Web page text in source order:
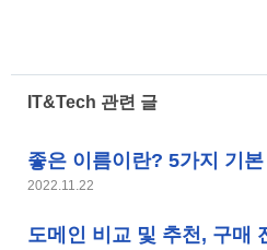
IT&Tech 관련 글
좋은 이름이란? 5가지 기본
2022.11.22
도메인 비교 및 추천, 구매